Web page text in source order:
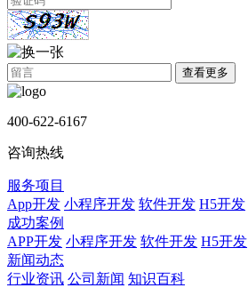
查看更多
400-622-6167
咨询热线
服务项目
App开发 小程序开发 软件开发 H5开发
成功案例
APP开发 小程序开发 软件开发 H5开发
新闻动态
行业资讯 公司新闻 知识百科